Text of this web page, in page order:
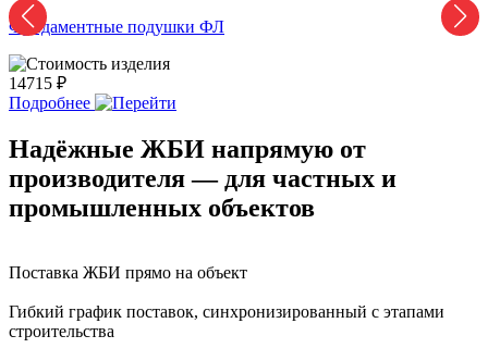
Фундаментные подушки ФЛ
14715 ₽
Подробнее
Надёжные ЖБИ напрямую от
производителя — для частных и
промышленных объектов
Поставка ЖБИ прямо на объект
Гибкий график поставок, синхронизированный с этапами
строительства